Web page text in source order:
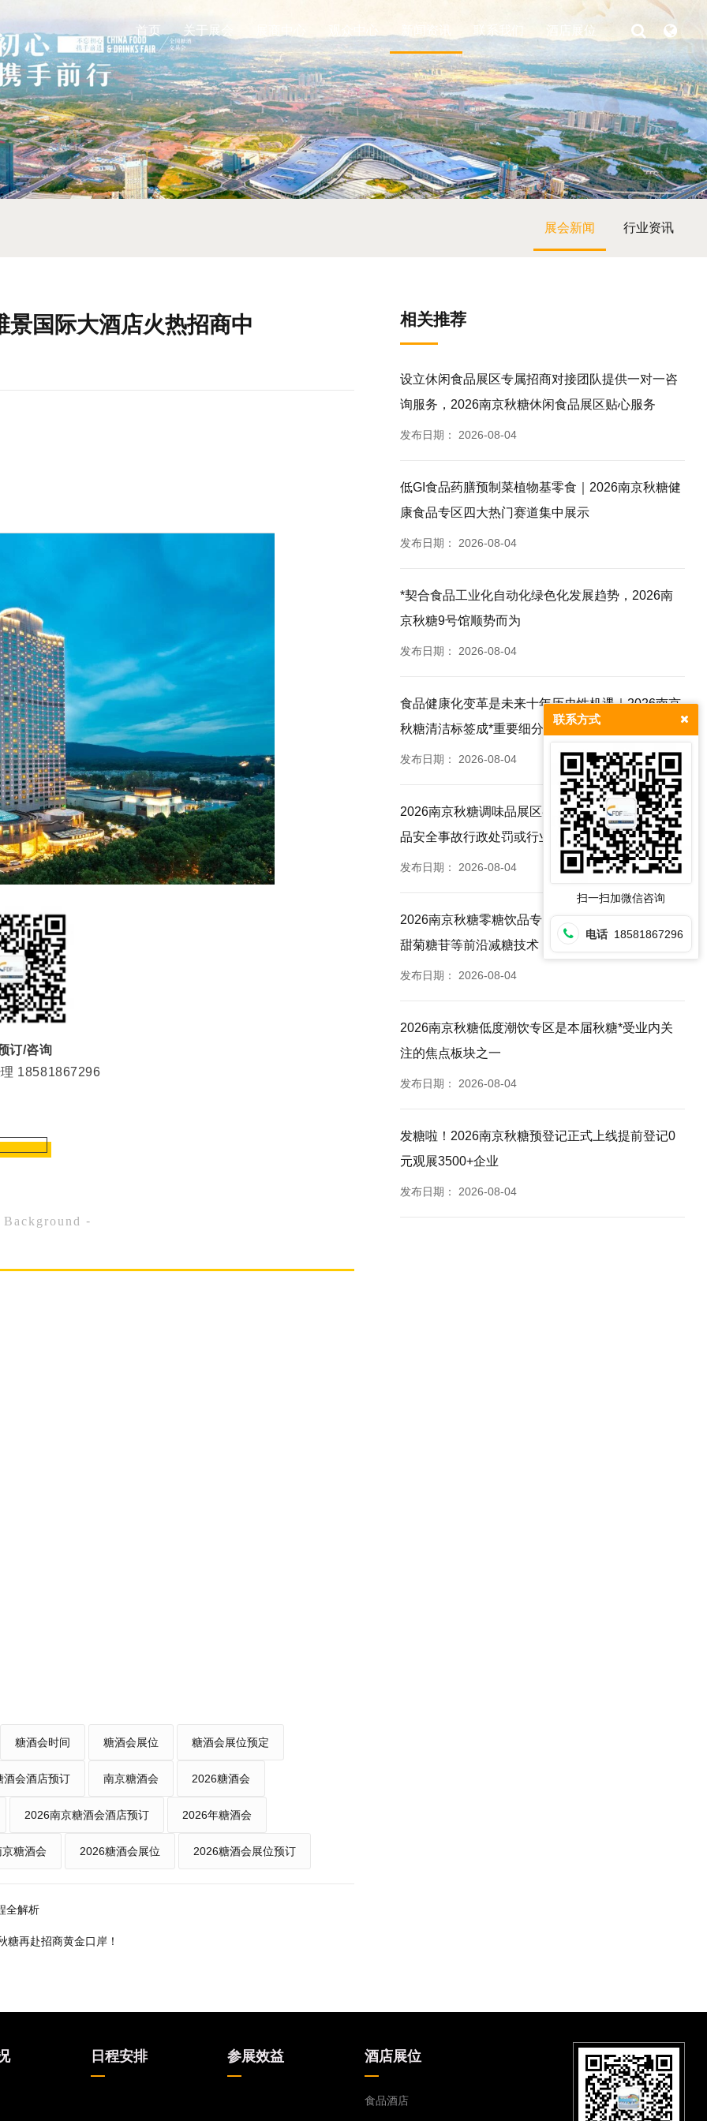
首页 关于展会 酒店展位
展会新闻 行业资讯
国际大酒店火热招商中
订/咨询
18581867296
-
糖酒会时间 糖酒会展位 糖酒会展位预定
酒会酒店预订 南京糖酒会 2026糖酒会
2026南京糖酒会酒店预订 2026年糖酒会
糖酒会 2026糖酒会展位 2026糖酒会展位预订
全解析
再赴招商黄金口岸！
相关推荐
设立休闲食品展区专属招商对接团队提供一对一咨
询服务，2026南京秋糖休闲食品展区贴心服务
发布日期： 2026-08-04
低GI食品药膳预制菜植物基零食｜2026南京秋糖健
康食品专区四大热门赛道集中展示
发布日期： 2026-08-04
*契合食品工业化自动化绿色化发展趋势，2026南
京秋糖9号馆顺势而为
发布日期： 2026-08-04
食品健康化变革是未来十年历史性机遇｜2026南京
秋糖清洁标签成*重要细分赛道之一
发布日期： 2026-08-04
2026南京秋糖调味品展区参展企业近三年无重大食
品安全事故行政处罚或行业通报记录
发布日期： 2026-08-04
2026南京秋糖零糖饮品专区汇聚赤藓糖醇阿洛酮糖
甜菊糖苷等前沿减糖技术
发布日期： 2026-08-04
2026南京秋糖低度潮饮专区是本届秋糖*受业内关
注的焦点板块之一
发布日期： 2026-08-04
发糖啦！2026南京秋糖预登记正式上线提前登记0
元观展3500+企业
发布日期： 2026-08-04
日程安排 参展效益 酒店展位
食品酒店
联系方式
扫一扫加微信咨询
电话 18581867296